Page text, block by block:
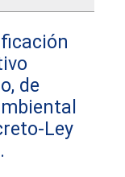
de
Ley